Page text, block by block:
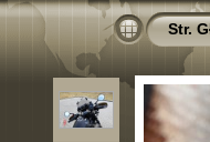
Str.